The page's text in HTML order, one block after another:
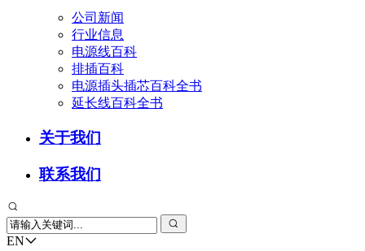
公司新闻
行业信息
电源线百科
排插百科
电源插头插芯百科全书
延长线百科全书
关于我们
联系我们
EN